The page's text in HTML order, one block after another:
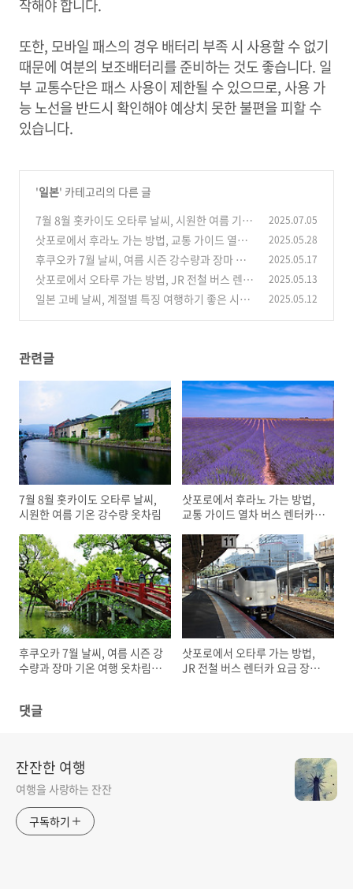
작해야 합니다.
또한, 모바일 패스의 경우 배터리 부족 시 사용할 수 없기
때문에 여분의 보조배터리를 준비하는 것도 좋습니다. 일
부 교통수단은 패스 사용이 제한될 수 있으므로, 사용 가
능 노선을 반드시 확인해야 예상치 못한 불편을 피할 수
있습니다.
'일본' 카테고리의 다른 글
7월 8월 홋카이도 오타루 날씨, 시원한 여름 기온
강수량 옷차림
(0)
2025.07.05
삿포로에서 후라노 가는 방법, 교통 가이드 열차
버스 렌터카 요금 소요시간 (0)
2025.05.28
후쿠오카 7월 날씨, 여름 시즌 강수량과 장마 기
온 여행 옷차림 준비물 (0)
2025.05.17
삿포로에서 오타루 가는 방법, JR 전철 버스 렌터
카 요금 장단점 주의할 점 (0)
2025.05.13
일본 고베 날씨, 계절별 특징 여행하기 좋은 시기
2025.05.12
관련글
7월 8월 홋카이도 오타루 날씨,
시원한 여름 기온 강수량 옷차림
삿포로에서 후라노 가는 방법,
교통 가이드 열차 버스 렌터카
후쿠오카 7월 날씨, 여름 시즌 강
수량과 장마 기온 여행 옷차림
삿포로에서 오타루 가는 방법,
JR 전철 버스 렌터카 요금 장단
댓글
잔잔한 여행
여행을 사랑하는 잔잔
구독하기